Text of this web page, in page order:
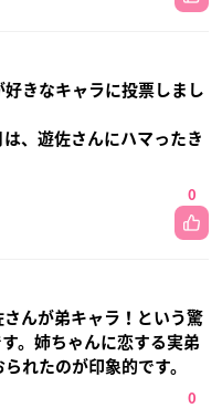
きなキャラに投票しまし
、遊佐さんにハマったき
0
んが弟キャラ！という驚
。姉ちゃんに恋する実弟
れたのが印象的です。
0